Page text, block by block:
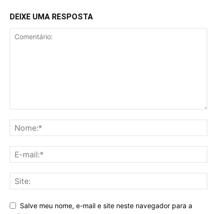
DEIXE UMA RESPOSTA
Salve meu nome, e-mail e site neste navegador para a